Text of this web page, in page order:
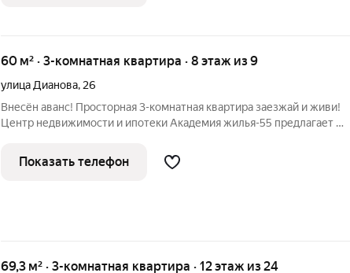
60 м² · 3-комнатная квартира · 8 этаж из 9
улица Дианова, 26
Внесён аванс! Просторная 3-комнатная квартира заезжай и живи!
Центр недвижимости и ипотеки Академия жилья-55 предлагает к
районе с развитой инфраструктурой. О квартире: 8 этаж 9-
этажного
Показать телефон
69,3 м² · 3-комнатная квартира · 12 этаж из 24